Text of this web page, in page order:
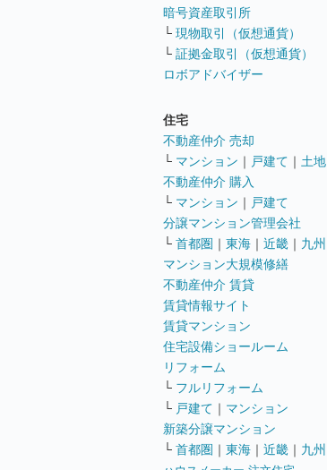
暗号資産取引所
└ 現物取引（仮想通貨）
└ 証拠金取引（仮想通貨）
ロボアドバイザー
住宅
不動産仲介 売却
└ マンション ｜ 戸建て ｜ 土地
不動産仲介 購入
└ マンション ｜ 戸建て
分譲マンション管理会社
└ 首都圏 ｜ 東海 ｜ 近畿 ｜ 九州
マンション大規模修繕
不動産仲介 賃貸
賃貸情報サイト
賃貸マンション
住宅設備ショールーム
リフォーム
└ フルリフォーム
└ 戸建て ｜ マンション
新築分譲マンション
└ 首都圏 ｜ 東海 ｜ 近畿 ｜ 九州